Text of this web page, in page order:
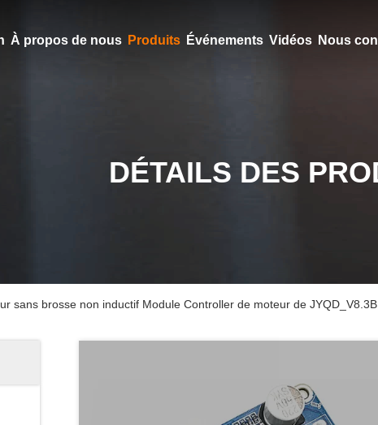
À propos de nous Produits Événements Vidéos Nous
DÉTAILS DES
sans brosse non inductif Module Controller de moteur de